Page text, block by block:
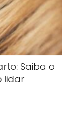
Saiba o
lidar